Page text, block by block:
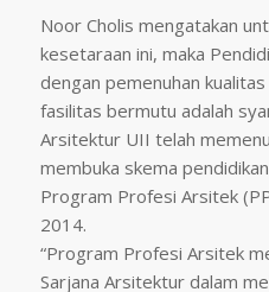
Noor Cholis mengatakan
kesetaraan ini, maka
dengan pemenuhan
fasilitas bermutu adalah
Arsitektur UII telah
membuka skema
Program Profesi Arsitek
2014.
“Program Profesi Arsitek
Sarjana Arsitektur dalam